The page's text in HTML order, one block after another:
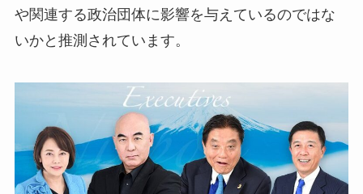
や関連する政治団体に影響を与えているのではな
いかと推測されています。